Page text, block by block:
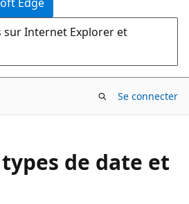
sur Internet Explorer et
Se connecter
de date et